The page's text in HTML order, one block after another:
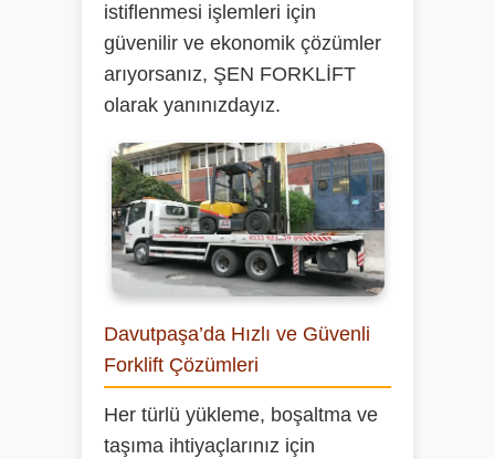
istiflenmesi işlemleri için
güvenilir ve ekonomik çözümler
arıyorsanız, ŞEN FORKLİFT
olarak yanınızdayız.
Davutpaşa’da Hızlı ve Güvenli
Forklift Çözümleri
Her türlü yükleme, boşaltma ve
taşıma ihtiyaçlarınız için